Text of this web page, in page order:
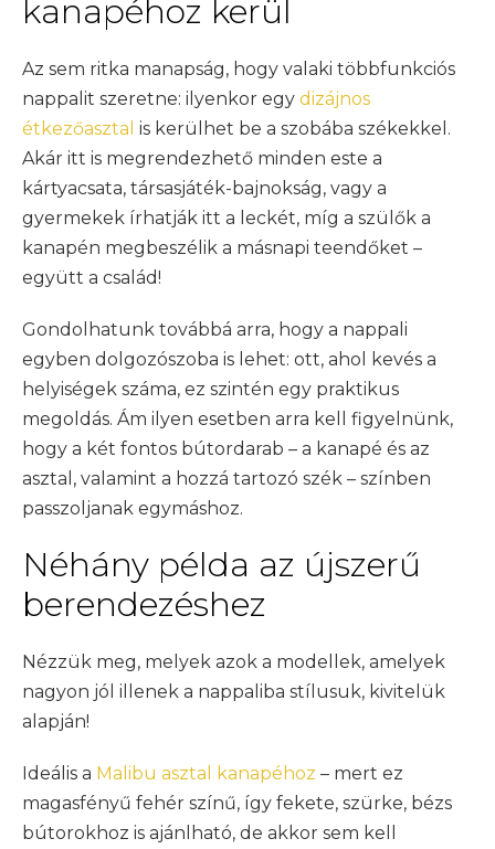
kanapéhoz kerül
Az sem ritka manapság, hogy valaki többfunkciós
nappalit szeretne: ilyenkor egy dizájnos
étkezőasztal is kerülhet be a szobába székekkel.
Akár itt is megrendezhető minden este a
kártyacsata, társasjáték-bajnokság, vagy a
gyermekek írhatják itt a leckét, míg a szülők a
kanapén megbeszélik a másnapi teendőket –
együtt a család!
Gondolhatunk továbbá arra, hogy a nappali
egyben dolgozószoba is lehet: ott, ahol kevés a
helyiségek száma, ez szintén egy praktikus
megoldás. Ám ilyen esetben arra kell figyelnünk,
hogy a két fontos bútordarab – a kanapé és az
asztal, valamint a hozzá tartozó szék – színben
passzoljanak egymáshoz.
Néhány példa az újszerű
berendezéshez
Nézzük meg, melyek azok a modellek, amelyek
nagyon jól illenek a nappaliba stílusuk, kivitelük
alapján!
Ideális a Malibu asztal kanapéhoz – mert ez
magasfényű fehér színű, így fekete, szürke, bézs
bútorokhoz is ajánlható, de akkor sem kell